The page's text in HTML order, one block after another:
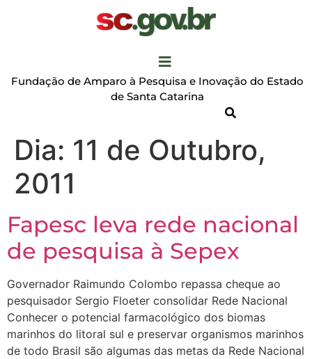
Fundação de Amparo à Pesquisa e Inovação do Estado
de Santa Catarina
Dia: 11 de Outubro,
2011
Fapesc leva rede nacional
de pesquisa à Sepex
Governador Raimundo Colombo repassa cheque ao
pesquisador Sergio Floeter consolidar Rede Nacional
Conhecer o potencial farmacológico dos biomas
marinhos do litoral sul e preservar organismos marinhos
de todo Brasil são algumas das metas da Rede Nacional